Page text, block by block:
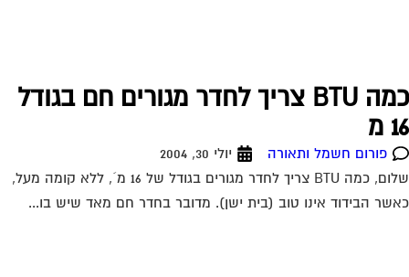
כמה BTU צריך לחדר מגורים חם בגודל
פורום חשמל ותאורה
יולי 30, 2004
שלום, כמה BTU צריך לחדר מגורים בגודל של 16 מ´, ללא קומה מעל,
הבידוד אינו טוב (בית ישן). מדובר בחדר חם מאד שיש בו...